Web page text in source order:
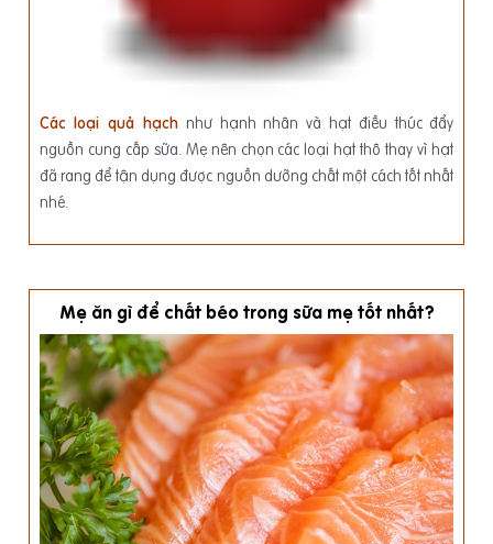
Các loại quả hạch như hạnh nhân và hạt điều thúc đẩy
nguồn cung cấp sữa. Mẹ nên chọn các loại hạt thô thay vì hạt
đã rang để tận dụng được nguồn dưỡng chất một cách tốt nhất
nhé.
Mẹ ăn gì để chất béo trong sữa mẹ tốt nhất?